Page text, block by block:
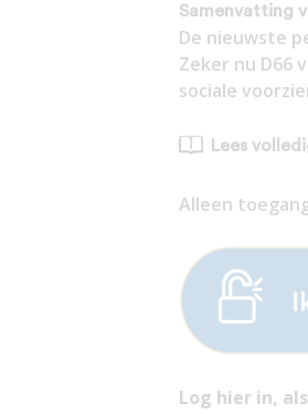
Samenvatting
De nieuwste
Zeker nu D66 verder aan het
sociale
Lees
Alleen
Log hier in,